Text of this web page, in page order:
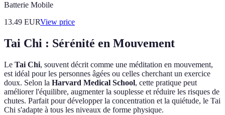
Batterie Mobile
13.49 EURView price
Tai Chi : Sérénité en Mouvement
Le Tai Chi, souvent décrit comme une méditation en mouvement,
est idéal pour les personnes âgées ou celles cherchant un exercice
doux. Selon la Harvard Medical School, cette pratique peut
améliorer l'équilibre, augmenter la souplesse et réduire les risques de
chutes. Parfait pour développer la concentration et la quiétude, le Tai
Chi s'adapte à tous les niveaux de forme physique.